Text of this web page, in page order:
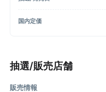
国内定価
抽選/販売店舗
販売情報